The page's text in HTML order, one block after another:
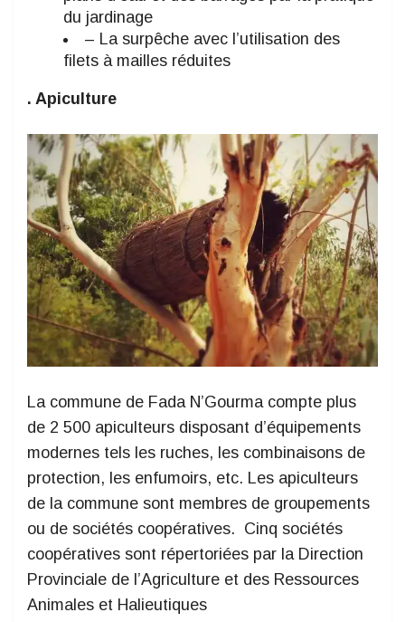
du jardinage
– La surpêche avec l’utilisation des
filets à mailles réduites
. Apiculture
La commune de Fada N’Gourma compte plus
de 2 500 apiculteurs disposant d’équipements
modernes tels les ruches, les combinaisons de
protection, les enfumoirs, etc. Les apiculteurs
de la commune sont membres de groupements
ou de sociétés coopératives. Cinq sociétés
coopératives sont répertoriées par la Direction
Provinciale de l’Agriculture et des Ressources
Animales et Halieutiques